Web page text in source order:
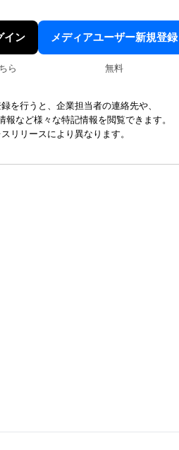
イン
ら
メディアユーザー新規登録
無料
を行うと、企業担当者の連絡先や、
報など様々な特記情報を閲覧できます。
リリースにより異なります。